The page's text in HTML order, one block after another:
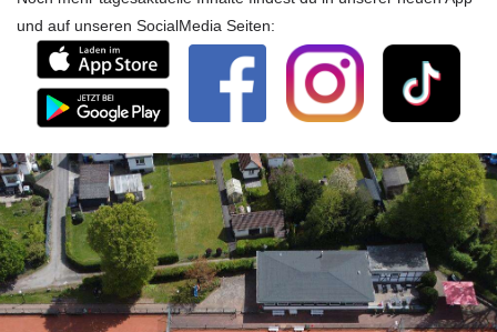
und auf unseren SocialMedia Seiten: